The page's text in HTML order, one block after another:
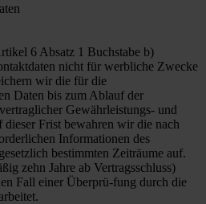
6 Absatz 1 Buchstabe b)
nicht für werbliche Zwecke
wir die für die
Daten bis zum Ablauf der
Gewährleistungs- und
Frist bewahren wir die nach
Informationen des
bestimmten Zeiträume auf.
zehn Jahre ab Vertragsschluss)
Fall einer Überprü-fung durch die